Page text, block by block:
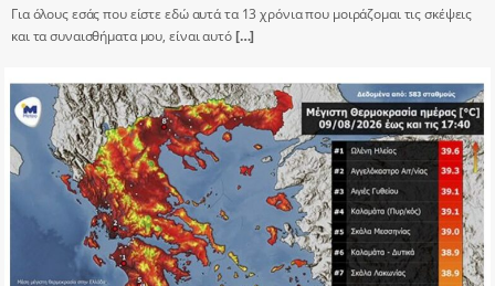
Για όλους εσάς που είστε εδώ αυτά τα 13 χρόνια που μοιράζομαι τις σκέψεις
και τα συναισθήματα μου, είναι αυτό[…]